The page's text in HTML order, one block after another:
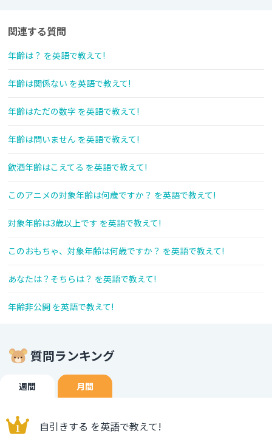
関連する質問
年齢は？ を英語で教えて!
年齢は関係ない を英語で教えて!
年齢はただの数字 を英語で教えて!
年齢は問いません を英語で教えて!
飲酒年齢はこえてる を英語で教えて!
このアニメの対象年齢は何歳ですか？ を英語で教えて!
対象年齢は3歳以上です を英語で教えて!
このおもちゃ、対象年齢は何歳ですか？ を英語で教えて!
あなたは？そちらは？ を英語で教えて!
年齢非公開 を英語で教えて!
質問ランキング
週間 月間
自引きする を英語で教えて!